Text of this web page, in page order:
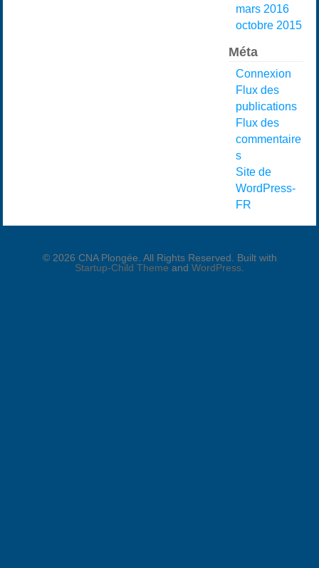
mars 2016
octobre 2015
Méta
Connexion
Flux des
publications
Flux des
commentaire
s
Site de
WordPress-
FR
© 2026 CNA Plongée. All Rights Reserved. Built with
Startup-Child Theme and WordPress.